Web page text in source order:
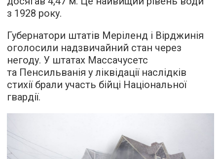
з 1928 року.
Губернатори штатів Меріленд і Вірджинія
оголосили надзвичайний стан через
негоду. У штатах Массачусетс
та Пенсильванія у ліквідації наслідків
стихії брали участь бійці Національної
гвардії.